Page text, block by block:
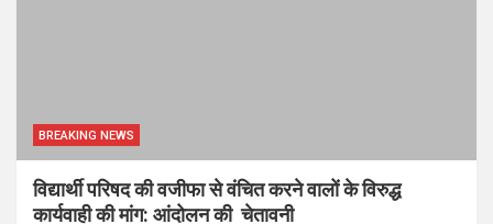
BREAKING NEWS
विद्यार्थी परिषद की वजीफा से वंचित करने वालों के विरुद्ध
कार्यवाही की मांग: आंदोलन की चेतावनी